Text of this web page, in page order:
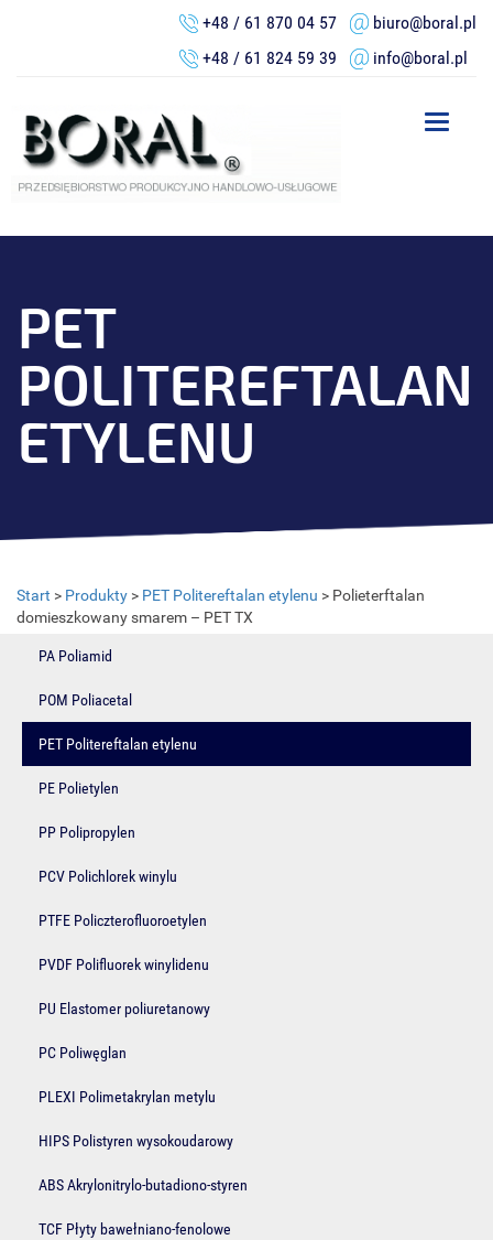
+48 / 61 870 04 57
biuro@boral.pl
+48 / 61 824 59 39
info@boral.pl
Toggle
navigation
PET
POLITEREFTALAN
ETYLENU
Start > Produkty > PET Politereftalan etylenu > Polieterftalan
domieszkowany smarem – PET TX
PA Poliamid
POM Poliacetal
PET Politereftalan etylenu
PE Polietylen
PP Polipropylen
PCV Polichlorek winylu
PTFE Policzterofluoroetylen
PVDF Polifluorek winylidenu
PU Elastomer poliuretanowy
PC Poliwęglan
PLEXI Polimetakrylan metylu
HIPS Polistyren wysokoudarowy
ABS Akrylonitrylo-butadiono-styren
TCF Płyty bawełniano-fenolowe